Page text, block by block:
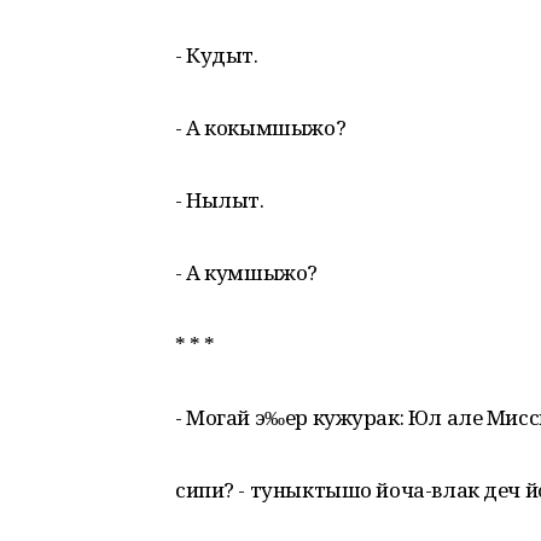
- Кудыт.
- А кокымшыжо?
- Нылыт.
- А кумшыжо?
* * *
- Могай э‰ер кужурак: Юл але
сипи? - туныктышо йоча-влак деч